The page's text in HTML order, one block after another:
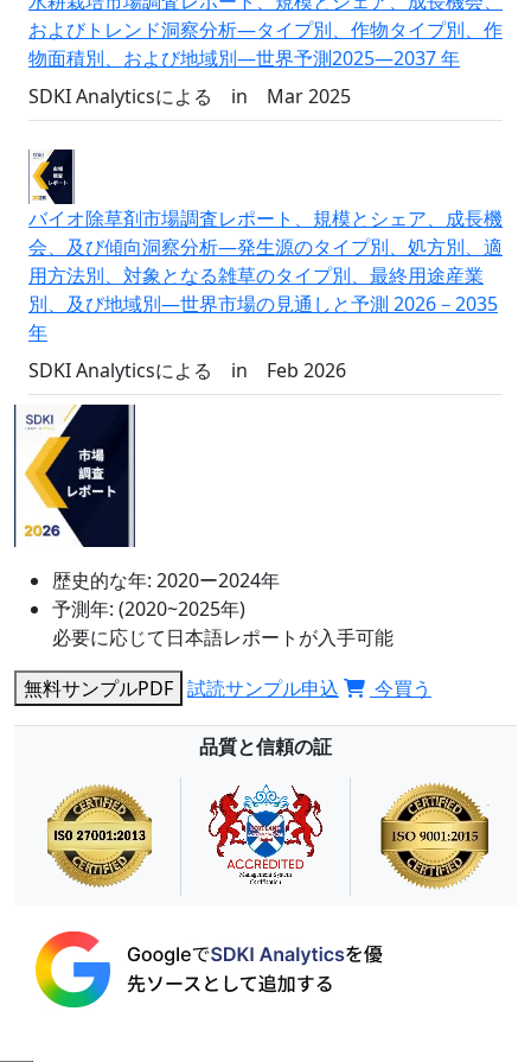
およびトレンド洞察分析―タイプ別、作物タイプ別、作
物面積別、および地域別―世界予測2025―2037 年
SDKI Analyticsによる
in Mar 2025
バイオ除草剤市場調査レポート、規模とシェア、成長機
会、及び傾向洞察分析―発生源のタイプ別、処方別、適
用方法別、対象となる雑草のタイプ別、最終用途産業
別、及び地域別―世界市場の見通しと予測 2026－2035
年
SDKI Analyticsによる
in Feb 2026
歴史的な年: 2020ー2024年
予測年: (2020~2025年)
必要に応じて日本語レポートが入手可能
無料サンプルPDF 試読サンプル申込 今買う
品質と信頼の証